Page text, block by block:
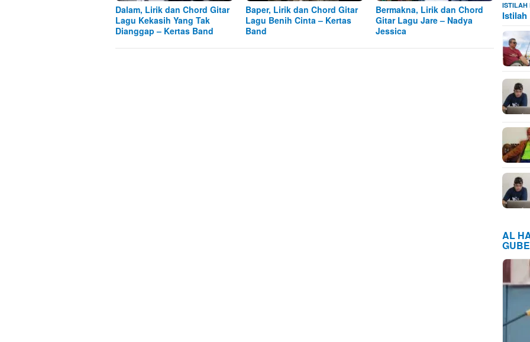
Dalam, Lirik dan Chord Gitar
Lagu Kekasih Yang Tak
Dianggap – Kertas Band
Baper, Lirik dan Chord Gitar
Lagu Benih Cinta – Kertas
Band
Bermakna, Lirik dan Chord
Gitar Lagu Jare – Nadya
Jessica
ISTILAH
Istilah
AL